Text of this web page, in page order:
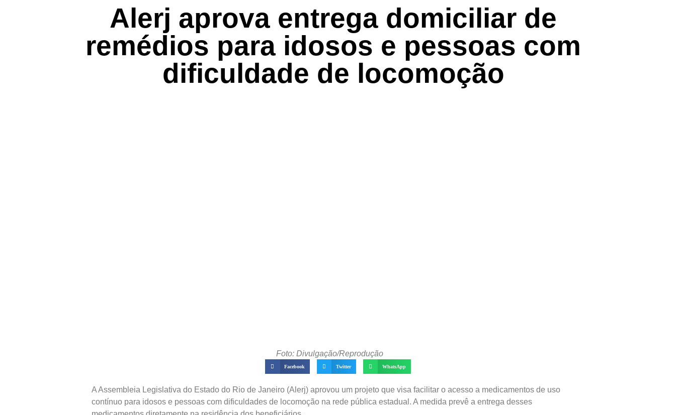
Alerj aprova entrega domiciliar de
remédios para idosos e pessoas com
dificuldade de locomoção
Foto: Divulgação/Reprodução
Facebook Twitter WhatsApp
A Assembleia Legislativa do Estado do Rio de Janeiro (Alerj) aprovou um projeto que visa facilitar o acesso a medicamentos de uso
contínuo para idosos e pessoas com dificuldades de locomoção na rede pública estadual. A medida prevê a entrega desses